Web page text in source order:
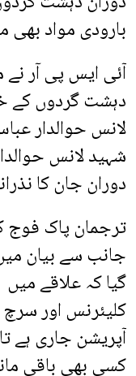
بارودی مواد بھی
آئی ایس پی آر نے
دہشت گردوں کے
لانس حوالدار
شہید لانس
دوران جان کا
ترجمان پاک
جانب سے بیان
گیا کہ علاقے میں
کلیئرنس اور سرچ
آپریشن جاری ہے
کسی بھی باقی